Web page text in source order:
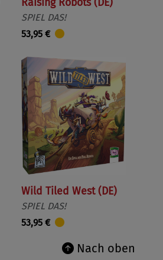
Raising Robots (DE)
SPIEL DAS!
53,95 €
Wild Tiled West (DE)
SPIEL DAS!
53,95 €
Nach oben